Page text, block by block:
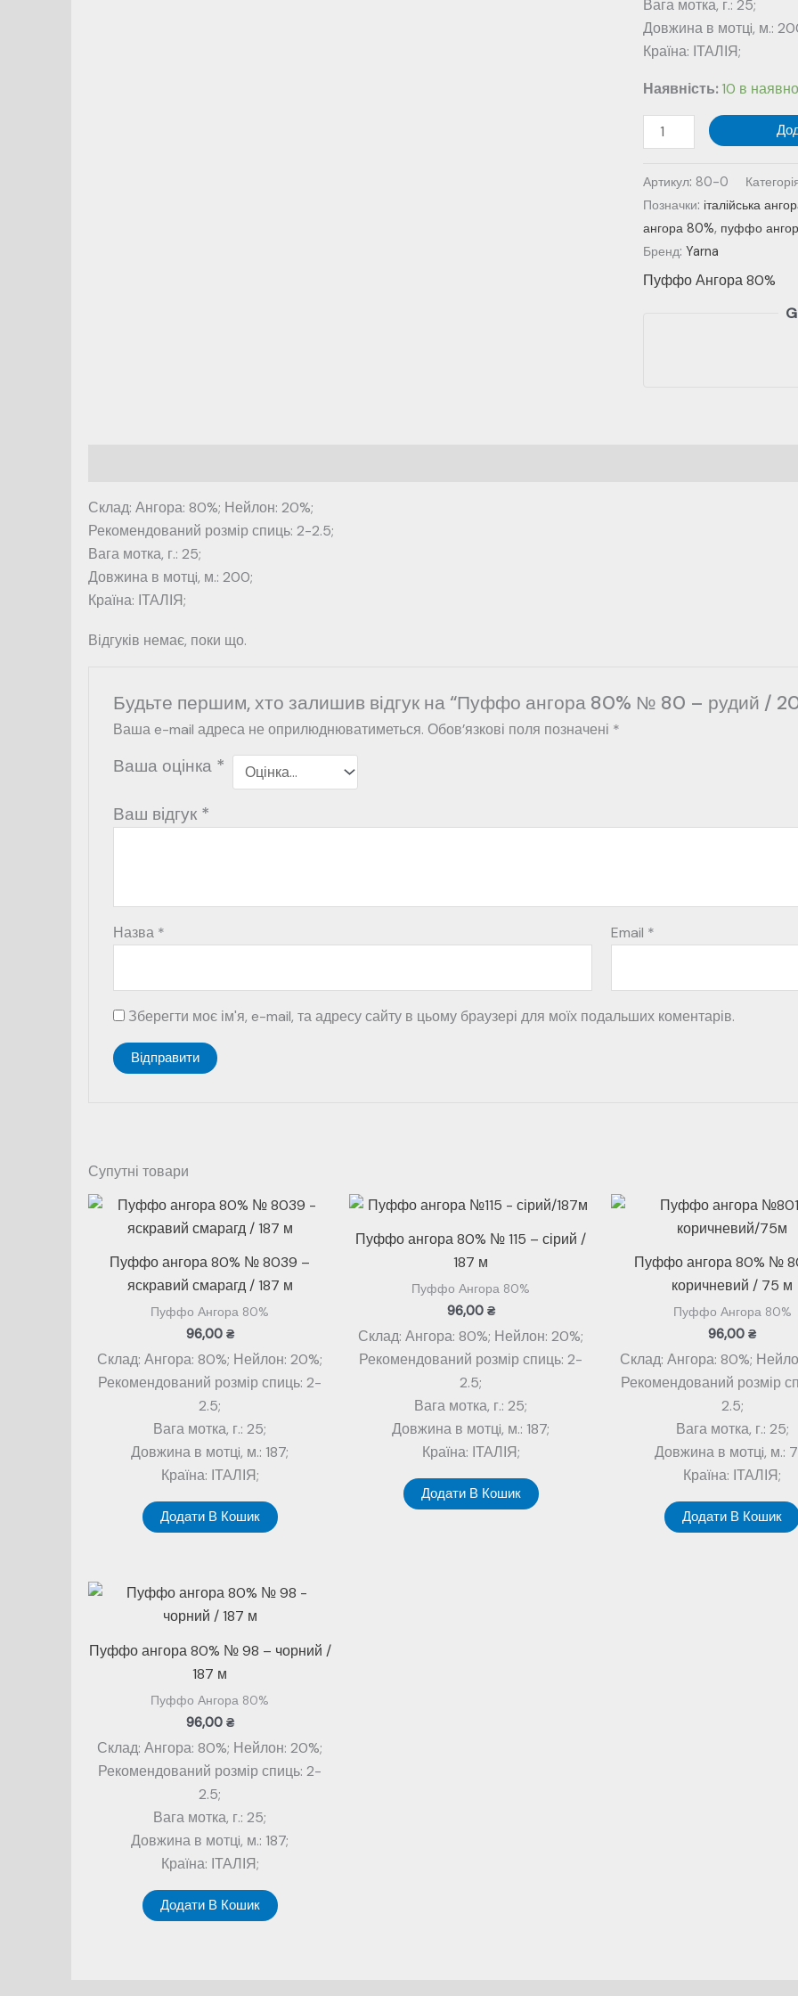
Вага мотка, г.: 25;
Довжина в мотцi, м.:
Країна: ІТАЛІЯ;
Наявність: 10 в
Пуффо
ангора
№
рудий
/
Артикул: 80-0
Позначки: італійська
ангора 80%, пуффо
Бренд: Yarna
Пуффо Ангора 80%
Склад: Ангора: 80%; Нейлон: 20%;
Рекомендований розмір спиць: 2-2.5;
Вага мотка, г.: 25;
Довжина в мотцi, м.: 200;
Країна: ІТАЛІЯ;
Відгуків немає, поки що.
Будьте першим, хто залишив відгук на “Пуффо ангора 80% № 80 – рудий /
Ваша e-mail адреса не оприлюднюватиметься. Обов’язкові поля позначені *
Ваша оцінка *
Ваш відгук *
Назва * Email *
Зберегти моє ім'я, e-mail, та адресу сайту в цьому браузері для моїх подальших коментарів.
Супутні товари
Пуффо ангора 80% № 8039 –
яскравий смарагд / 187 м
Пуффо Ангора 80%
96,00 ₴
Склад: Ангора: 80%; Нейлон: 20%;
Рекомендований розмір спиць: 2-
2.5;
Вага мотка, г.: 25;
Довжина в мотцi, м.: 187;
Країна: ІТАЛІЯ;
Додати В Кошик
Пуффо ангора 80% № 115 – сірий /
187 м
Пуффо Ангора 80%
96,00 ₴
Склад: Ангора: 80%; Нейлон: 20%;
Рекомендований розмір спиць: 2-
2.5;
Вага мотка, г.: 25;
Довжина в мотцi, м.: 187;
Країна: ІТАЛІЯ;
Додати В Кошик
Пуффо ангора 80% №
коричневий / 75 м
Пуффо Ангора 80%
96,00₴
Склад: Ангора: 80%;
Рекомендований розмір
2.5;
Вага мотка, г.: 25;
Довжина в мотцi, м.:
Країна: ІТАЛІЯ;
Додати В Кошик
Пуффо ангора 80% № 98 – чорний /
187 м
Пуффо Ангора 80%
96,00 ₴
Склад: Ангора: 80%; Нейлон: 20%;
Рекомендований розмір спиць: 2-
2.5;
Вага мотка, г.: 25;
Довжина в мотцi, м.: 187;
Країна: ІТАЛІЯ;
Додати В Кошик